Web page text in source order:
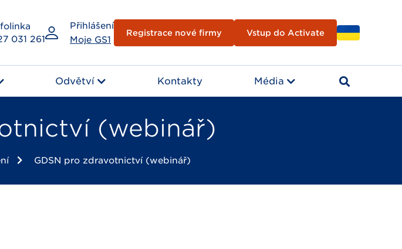
031 261
Přihlášení
Moje GS1
Registrace nové firmy Vstup do Activate
Odvětví Kontakty Média
(webinář)
GDSN pro zdravotnictví (webinář)